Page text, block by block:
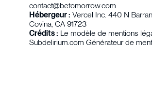
contact@betomorrow.com
Hébergeur : Vercel Inc. 440 N
Covina, CA 91723
Crédits : Le modèle de mentions
Subdelirium.com Générateur de